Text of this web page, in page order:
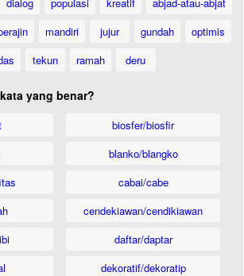
mandiri jujur gundah
optimis
tekun ramah deru
yang benar?
biosfer/biosfir
blanko/blangko
cabai/cabe
cendekiawan/cendikiawan
daftar/daptar
dekoratif/dekoratip